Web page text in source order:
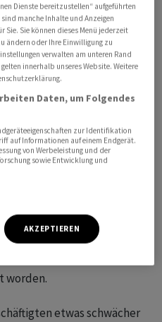
sind am Freitag nach
der
gesunken. Der
Anleihen (T-Note-
geringfügig um 0,06
Rendite für zehnjährige
Rentenmarkt war bekannt
Arbeitsmarkt
Daten konnten allerdings
sich die Kurse schnell
eingependelt
mit robusten Daten vom
worden.
etwas schwächer
Dienste bereitzustellen“ aufgeführten
manche Inhalte und Anzeigen
Sie. Sie können dieses Menü jederzeit
ändern oder Ihre Einwilligung zu
verwalten am unteren Rand
innerhalb unseres Website. Weitere
Daten, um Folgendes
zur Identifikation
auf Informationen auf einem Endgerät.
von Werbeleistung und der
sowie Entwicklung und
AKZEPTIEREN